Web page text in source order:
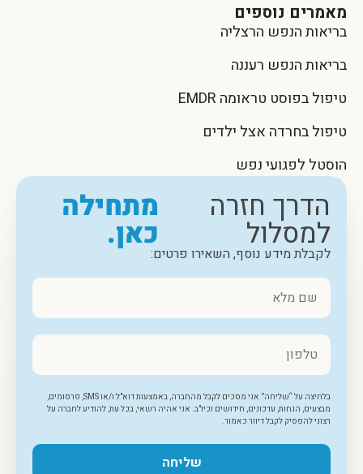
מאמרים נוספים
בריאות הנפש הרצליה
בריאות הנפש רעננה
טיפול בפוסט טראומה EMDR
טיפול בחרדה אצל ילדים
הוסטל לפגועי נפש
הדרך חזרה
למסלול
מתחילה
כאן.לקבלת מידע נוסף, השאירו פרטים:
בלחיצה על “שליחה” אני מסכים לקבל מהחברה, באמצעות דוא"ל ו/או SMS, פרסומים,
מבצעים, הנחות, עדכונים, חידושים וכיו"ב. אני אהיה רשאי, בכל עת, להודיע לחברה על
רצוני להפסיק לקבל דיוור כאמור.
שליחה